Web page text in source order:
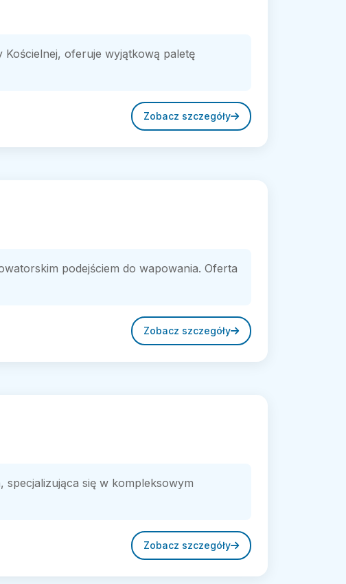
oferuje wyjątkową paletę
Zobacz szczegóły
podejściem do wapowania. Oferta
Zobacz szczegóły
się w kompleksowym
Zobacz szczegóły